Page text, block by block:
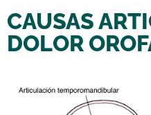
CAUSAS
DOLOR